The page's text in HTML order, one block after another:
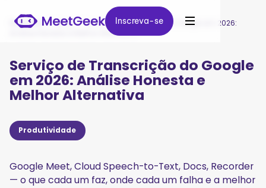
Inscreva-se
Inscreva-se
MeetGeek / Blog / Serviço de Transcrição do Google em 2026:
Análise Honesta e Melhor Alternativa
Serviço de Transcrição do Google
em 2026: Análise Honesta e
Melhor Alternativa
Produtividade
Google Meet, Cloud Speech-to-Text, Docs, Recorder
— o que cada um faz, onde cada um falha e a melhor